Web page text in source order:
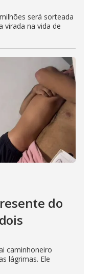
será sorteada
virada na vida de
do
caminhoneiro
lágrimas. Ele